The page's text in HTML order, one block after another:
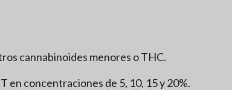
cannabinoides menores o THC.
en concentraciones de 5, 10, 15 y 20%.